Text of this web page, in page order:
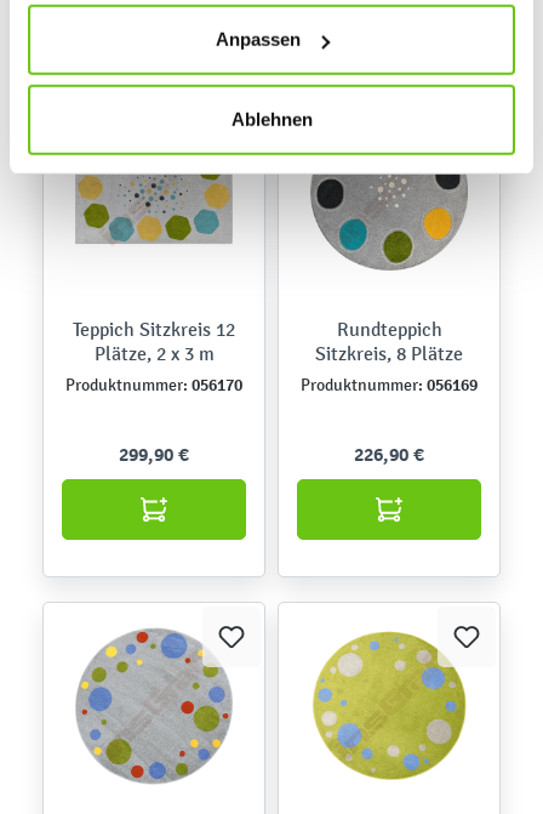
jederzeit ändern, indem Sie auf die Schaltfläche unten
links klicken. Weitere Informationen zur Datennutzung
Anpassen
Ablehnen
Teppich Sitzkreis 12
Plätze, 2 x 3 m
Produktnummer: 056170
299,90 €
Rundteppich
Sitzkreis, 8 Plätze
Produktnummer: 056169
226,90 €